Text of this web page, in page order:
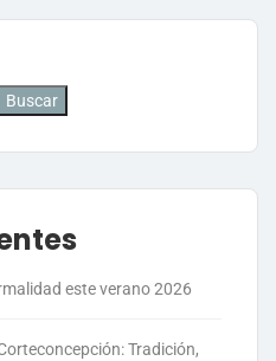
Buscar
este verano 2026
Tradición,